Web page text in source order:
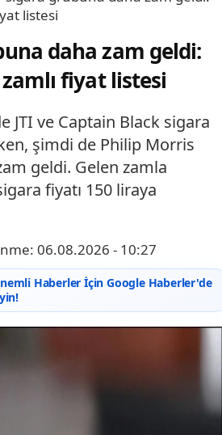
listesi
daha zam geldi:
fiyat listesi
JTI ve Captain Black sigara
şimdi de Philip Morris
geldi. Gelen zamla
fiyatı 150 liraya
06.08.2026 - 10:27
Haberler İçin Google Haberler'de